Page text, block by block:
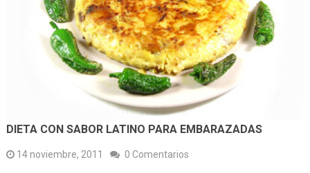
DIETA CON SABOR LATINO PARA EMBARAZADAS
14 noviembre, 2011 0 Comentarios